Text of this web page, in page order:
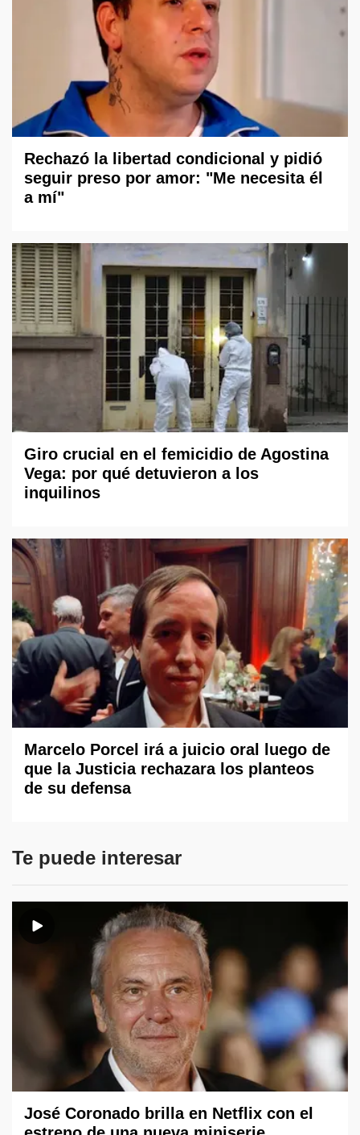
Rechazó la libertad condicional y pidió
seguir preso por amor: "Me necesita él
a mí"
Giro crucial en el femicidio de Agostina
Vega: por qué detuvieron a los
inquilinos
Marcelo Porcel irá a juicio oral luego de
que la Justicia rechazara los planteos
de su defensa
Te puede interesar
José Coronado brilla en Netflix con el